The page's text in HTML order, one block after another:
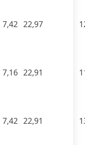
7,42 22,97
7,16 22,91
7,42 22,91